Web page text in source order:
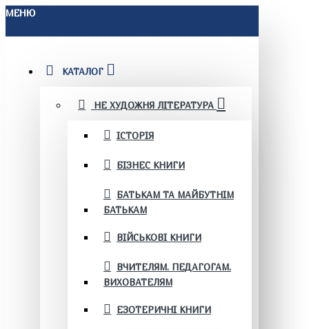
МЕНЮ
КАТАЛОГ
НЕ ХУДОЖНЯ ЛІТЕРАТУРА
ІСТОРІЯ
БІЗНЕС КНИГИ
БАТЬКАМ ТА МАЙБУТНІМ
БАТЬКАМ
ВІЙСЬКОВІ КНИГИ
ВЧИТЕЛЯМ. ПЕДАГОГАМ.
ВИХОВАТЕЛЯМ
ЕЗОТЕРИЧНІ КНИГИ